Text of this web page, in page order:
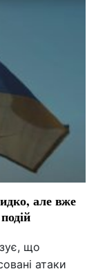
але вже
що
атаки